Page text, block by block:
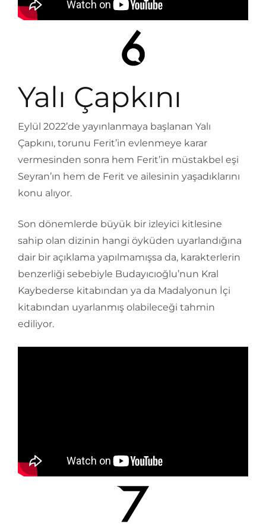
Yalı Çapkını
Eylül 2022’de yayınlanmaya başlanan Yalı
Çapkını, torunu Ferit’in evlenmeye karar
vermesinden sonra hem Ferit’in müstakbel eşi
Seyran’ın hem de Ferit ve ailesinin yaşadıklarını
konu alıyor.
Son dönemlerde büyük bir izleyici kitlesine
sahip olan dizinin hangi öyküden uyarlandığına
dair bir açıklama yapılmamışsa da, karakterlerin
benzerliği sebebiyle Budayıcıoğlu’nun Kral
Kaybederse kitabından ya da Madalyonun İçi
kitabından uyarlanmış olabileceği tahmin
ediliyor.